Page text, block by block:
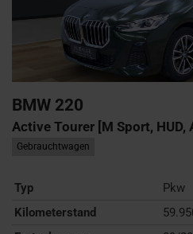
BMW 220
Active Tourer [M Sport, HUD,
Gebrauchtwagen
Typ
Pkw
Kilometerstand